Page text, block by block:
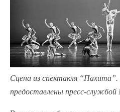
Сцена из спектакля
предоставлены пресс-